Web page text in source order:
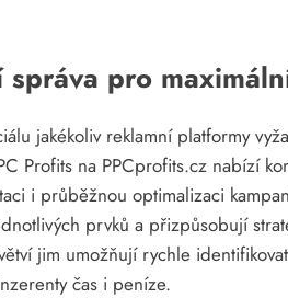
správa pro
jakékoliv reklamní platformy
Profits na PPCprofits.cz nabízí
i průběžnou optimalizaci
prvků a přizpůsobují
jim umožňují rychle
čas i peníze.